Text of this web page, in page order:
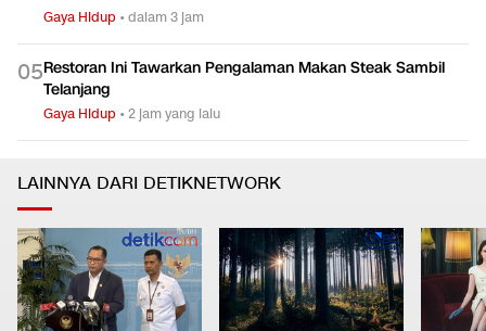
Gaya Hidup •dalam 3 jam
05Restoran Ini Tawarkan Pengalaman Makan Steak Sambil
Telanjang
Gaya Hidup •2 jam yang lalu
LAINNYA DARI DETIKNETWORK